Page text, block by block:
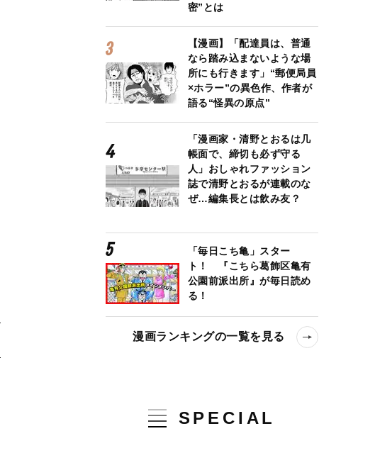
密”とは
【漫画】「配達員は、普通
なら踏み込まないような場
所にも行きます」“郵便局員
×ホラー”の異色作、作者が
語る“怪異の原点”
「漫画家・清野とおるは几
帳面で、締切も必ず守る
人」おしゃれファッション
誌で清野とおるが連載のな
ぜ…編集長とは飲み友？
「毎日こち亀」スター
ト！ 『こちら葛飾区亀有
公園前派出所』が毎日読め
る！
漫画ランキングの一覧を見る
SPECIAL